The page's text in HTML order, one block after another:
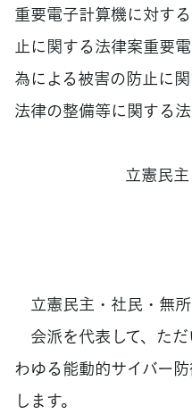
重要電子計算機に対す
止に関する法律案重要
為による被害の防止に
法律の整備等に関する
立憲民
立憲民主・社民・無所
会派を代表して、た
わゆる能動的サイバー
します。